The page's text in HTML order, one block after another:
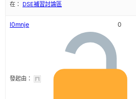
在： DSE補習討論區
l0mnje
發起由：
0